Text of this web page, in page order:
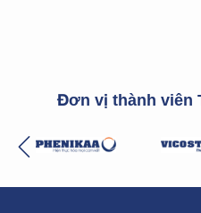
Đơn vị thành viên